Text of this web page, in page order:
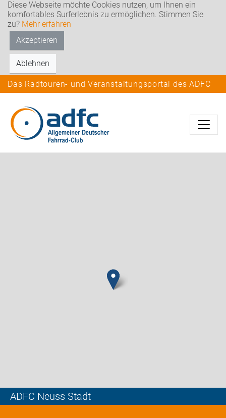
Diese Webseite möchte Cookies nutzen, um Ihnen ein
komfortables Surferlebnis zu ermöglichen. Stimmen Sie
zu? Mehr erfahren
Akzeptieren
Ablehnen
Das Radtouren- und Veranstaltungsportal des ADFC
ADFC Neuss Stadt